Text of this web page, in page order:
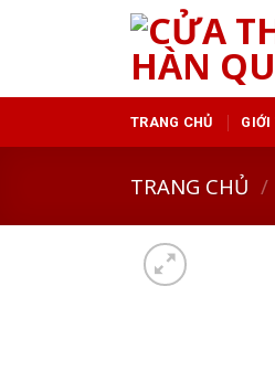
TRANG CHỦ GIỚI
TRANG CHỦ /